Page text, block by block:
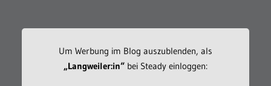
Um Werbung im Blog auszublenden, als
„Langweiler:in“bei Steady einloggen: